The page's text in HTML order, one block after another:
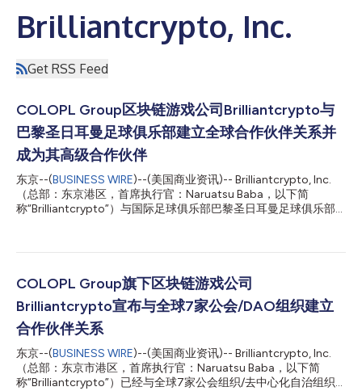
Brilliantcrypto, Inc.
Get RSS Feed
COLOPL Group区块链游戏公司Brilliantcrypto与
巴黎圣日耳曼足球俱乐部建立全球合作伙伴关系并
成为其高级合作伙伴
东京--(BUSINESS WIRE)--(美国商业资讯)-- Brilliantcrypto, Inc.
（总部：东京港区，首席执行官：Naruatsu Baba，以下简
称“Brilliantcrypto”）与国际足球俱乐部巴黎圣日耳曼足球俱乐部
Brilliantcrypto成为巴黎圣日耳曼的新高级合作伙伴。此合作伙伴
圣日耳曼在该地区的重要地位。 我们很荣幸能有像Brilliantcrypto
这样雄心勃勃的合作伙伴信任我们的俱乐部来推广其品牌并推出一
款革命性的游戏，让世界各地的粉丝能够在全新层面与俱乐部互
动。 凭借作为生活方式品牌的独特定位、在社交媒体上拥有超过2
亿粉丝的强大影响力，以及通过官方商店和巴黎圣日耳曼学院在日
本等许多国家不断增长的长期实体经营，巴黎圣日耳曼增强了支持
合作伙伴及其全球目标的能力。 我们期待与Brilliantcrypto合作开
发富有创意和影响力的活动。” Brillia...
COLOPL Group旗下区块链游戏公司
Brilliantcrypto宣布与全球7家公会/DAO组织建立
合作伙伴关系
东京--(BUSINESS WIRE)--(美国商业资讯)-- Brilliantcrypto, Inc.
（总部：东京市港区，首席执行官：Naruatsu Baba，以下简
称“Brilliantcrypto”）已经与全球7家公会组织/去中心化自治组织